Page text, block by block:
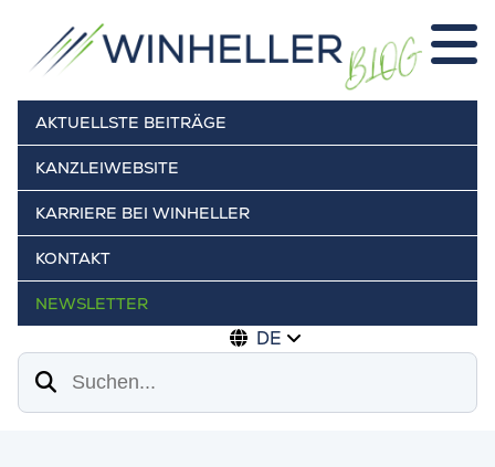
AKTUELLSTE BEITRÄGE
KANZLEIWEBSITE
KARRIERE BEI WINHELLER
KONTAKT
NEWSLETTER
DE
Suchen